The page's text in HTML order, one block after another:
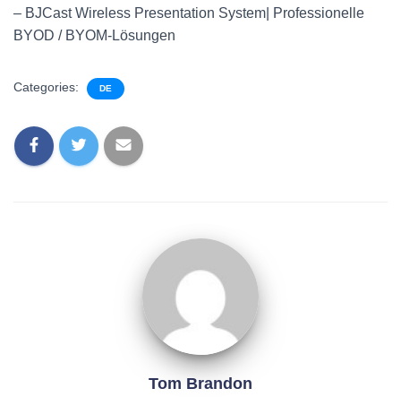
– BJCast Wireless Presentation System| Professionelle
BYOD / BYOM-Lösungen
Categories: DE
Tom Brandon